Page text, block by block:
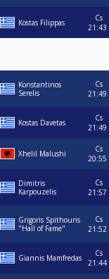
Kostas Filippas
Cs
21:43
Konstantinos
Serelis
Cs
21:49
Kostas Davetas
Cs
21:49
Xhelil Malushi
Cs
20:55
Dimitris
Karpouzelis
Cs
21:57
Grigoris Spithouris
"Hall of Fame"
Cs
21:52
Giannis Mamfredas
Cs
21:44